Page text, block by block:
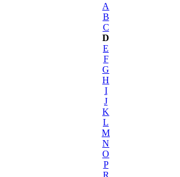
A
B
C
D
E
F
G
H
I
J
K
L
M
N
O
P
R